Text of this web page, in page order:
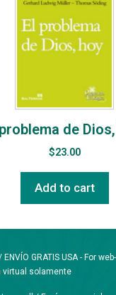
de
$23.00
Add to cart
/ ENVÍO GRATIS USA - For
virtual solamente